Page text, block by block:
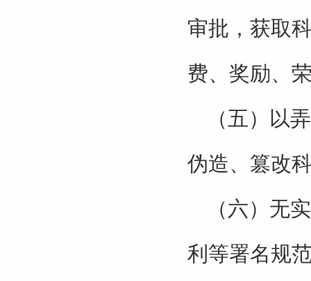
审批，获取
费、奖励、
（五）以
伪造、篡改
（六）无
利等署名规